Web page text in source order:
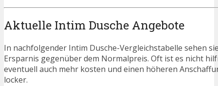
Aktuelle Intim Dusche Angebote
In nachfolgender Intim Dusche-Vergleichstabelle sehen
Ersparnis gegenüber dem Normalpreis. Oft ist es nicht
eventuell auch mehr kosten und einen höheren
locker.